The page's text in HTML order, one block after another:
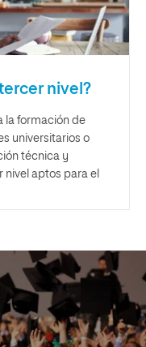
nivel?
la formación de
universitarios o
técnica y
aptos para el